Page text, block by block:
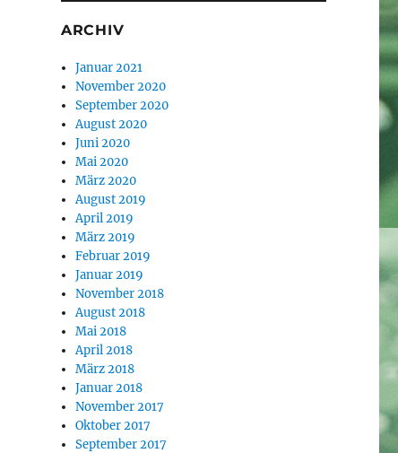
ARCHIV
Januar 2021
November 2020
September 2020
August 2020
Juni 2020
Mai 2020
März 2020
August 2019
April 2019
März 2019
Februar 2019
Januar 2019
November 2018
August 2018
Mai 2018
April 2018
März 2018
Januar 2018
November 2017
Oktober 2017
September 2017